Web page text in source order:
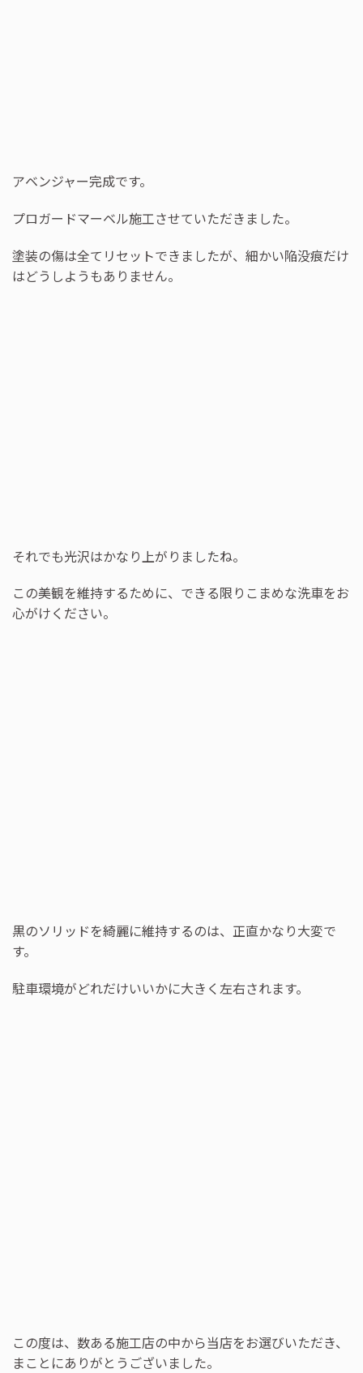
アベンジャー完成です。
プロガードマーベル施工させていただきました。
塗装の傷は全てリセットできましたが、細かい陥没痕だけ
はどうしようもありません。
それでも光沢はかなり上がりましたね。
この美観を維持するために、できる限りこまめな洗車をお
心がけください。
黒のソリッドを綺麗に維持するのは、正直かなり大変で
す。
駐車環境がどれだけいいかに大きく左右されます。
この度は、数ある施工店の中から当店をお選びいただき、
まことにありがとうございました。